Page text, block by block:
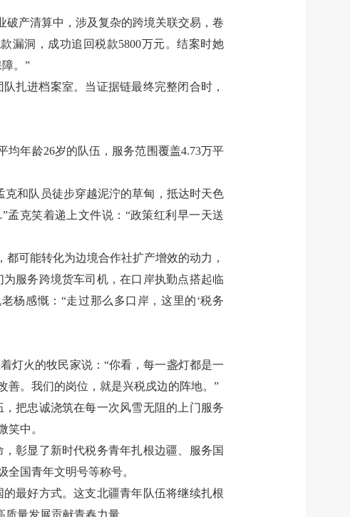
破产清算中，涉及复杂的跨境关联交易，卷
漏洞，成功追回税款5800万元。结案时她
。”
扎进档案室。当证据链最终完整闭合时，
均年龄26岁的队伍，服务范围覆盖4.73万平
和队员徒步穿越泥泞的草甸，抵达时天色
克笑着递上文件说：“政策红利早一天送
可能转化为边境合作社扩产增效的动力，
服务跨境货车司机，在口岸执勤点搭起临
杨感慨：“走过那么多口岸，这里的‘税务
灯火的牧民家说：“你看，每一盏灯都是一
善。我们的岗位，就是兴税戍边的阵地。”
把忠诚浇筑在每一次风雪无阻的上门服务
笑中。
彰显了新时代税务青年扎根边疆、服务国
国青年文明号等称号。
最好方式。这支北疆青年队伍将继续扎根
量发展贡献青春力量。